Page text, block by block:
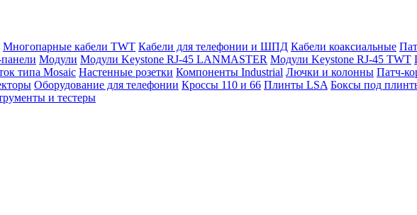
Многопарные кабели TWT Кабели для телефонии и ШПД Кабели коаксиальные
Модули Модули Keystone RJ-45 LANMASTER Модули Keystone RJ-45 TWT
типа Mosaic Настенные розетки Компоненты Industrial Лючки и колонны Патч-
Оборудование для телефонии Кроссы 110 и 66 Плинты LSA Боксы под
и тестеры